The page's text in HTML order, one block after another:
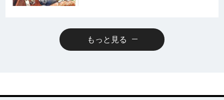
もっと見る